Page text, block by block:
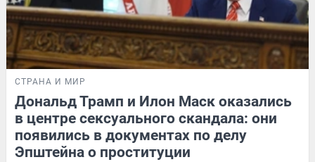
СТРАНА И МИР
Дональд Трамп и Илон Маск оказались
в центре сексуального скандала: они
появились в документах по делу
Эпштейна о проституции